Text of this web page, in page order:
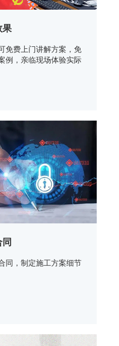
果
免费上门讲解方案，免
例，亲临现场体验实际
同，制定施工方案细节